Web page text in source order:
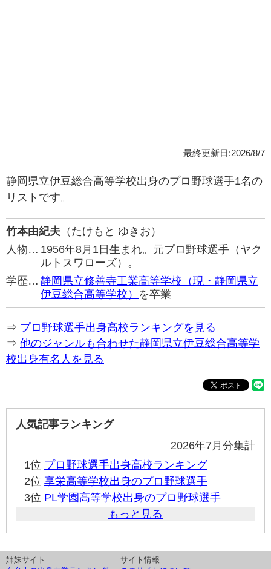
最終更新日:2026/8/7
静岡県立伊豆総合高等学校出身のプロ野球選手1名の
リストです。
竹本由紀夫 （たけもと ゆきお）
人物… 1956年8月1日生まれ。元プロ野球選手（ヤク
ルトスワローズ）。
学歴… 静岡県立修善寺工業高等学校（現・静岡県立
伊豆総合高等学校） を卒業
⇒ プロ野球選手出身高校ランキングを見る
⇒ 他のジャンルも合わせた静岡県立伊豆総合高等学
校出身有名人を見る
人気記事ランキング
2026年7月分集計
1位 プロ野球選手出身高校ランキング
2位 享栄高等学校出身のプロ野球選手
3位 PL学園高等学校出身のプロ野球選手
もっと見る
姉妹サイト
サイト情報